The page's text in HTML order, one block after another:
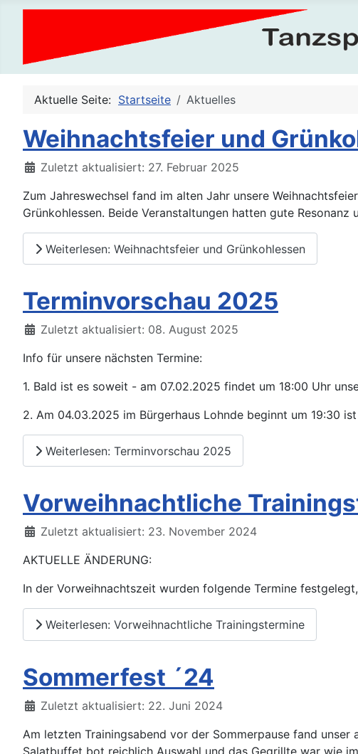
Aktuelle Seite: Startseite Aktuelles
Weihnachtsfeier und
DetailsZuletzt aktualisiert: 27. Februar 2025
Zum Jahreswechsel fand im alten Jahr unsere
Grünkohlessen. Beide Veranstaltungen hatten gute Resonanz
Weiterlesen: Weihnachtsfeier und Grünkohlessen
Terminvorschau 2025
DetailsZuletzt aktualisiert: 08. August 2025
Info für unsere nächsten Termine:
1. Bald ist es soweit - am 07.02.2025 findet um 18:00 Uhr
2. Am 04.03.2025 im Bürgerhaus Lohnde beginnt um 19:30
Weiterlesen: Terminvorschau 2025
Vorweihnachtliche
DetailsZuletzt aktualisiert: 23. November 2024
AKTUELLE ÄNDERUNG:
In der Vorweihnachtszeit wurden folgende Termine
Weiterlesen: Vorweihnachtliche Trainingstermine
Sommerfest ´24
DetailsZuletzt aktualisiert: 22. Juni 2024
Am letzten Trainingsabend vor der Sommerpause fand
Salatbuffet bot reichlich Auswahl und das Gegrillte war wie